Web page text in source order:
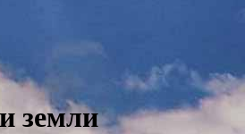
земли